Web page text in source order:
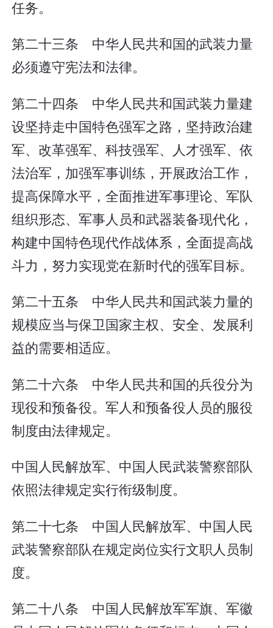
任务。
第二十三条 中华人民共和国的武装力量
必须遵守宪法和法律。
第二十四条 中华人民共和国武装力量建
设坚持走中国特色强军之路，坚持政治建
军、改革强军、科技强军、人才强军、依
法治军，加强军事训练，开展政治工作，
提高保障水平，全面推进军事理论、军队
组织形态、军事人员和武器装备现代化，
构建中国特色现代作战体系，全面提高战
斗力，努力实现党在新时代的强军目标。
第二十五条 中华人民共和国武装力量的
规模应当与保卫国家主权、安全、发展利
益的需要相适应。
第二十六条 中华人民共和国的兵役分为
现役和预备役。军人和预备役人员的服役
制度由法律规定。
中国人民解放军、中国人民武装警察部队
依照法律规定实行衔级制度。
第二十七条 中国人民解放军、中国人民
武装警察部队在规定岗位实行文职人员制
度。
第二十八条 中国人民解放军军旗、军徽